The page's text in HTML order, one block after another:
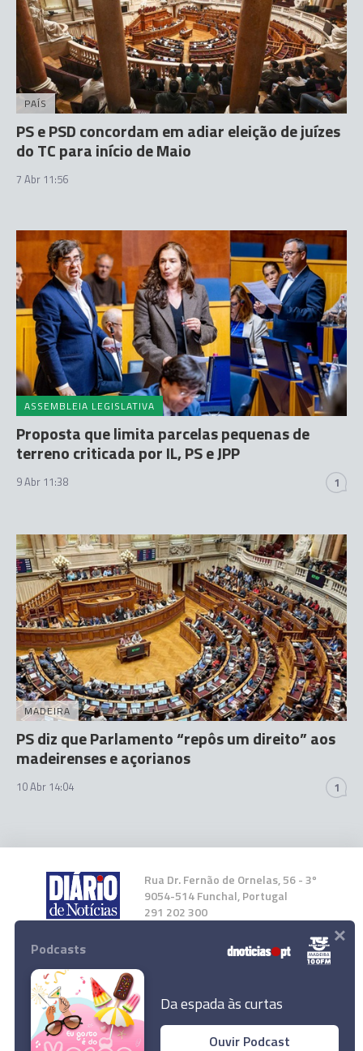
PAÍS
PS e PSD concordam em adiar eleição de juízes
do TC para início de Maio
7 Abr 11:56
ASSEMBLEIA LEGISLATIVA
Proposta que limita parcelas pequenas de
terreno criticada por IL, PS e JPP
9 Abr 11:38 1
MADEIRA
PS diz que Parlamento “repôs um direito” aos
madeirenses e açorianos
10 Abr 14:04 1
Rua Dr. Fernão de Ornelas, 56 - 3º
9054-514 Funchal, Portugal
291 202 300
Instale a nossa App
Podcasts
Da espada às curtas
Ouvir Podcast
×